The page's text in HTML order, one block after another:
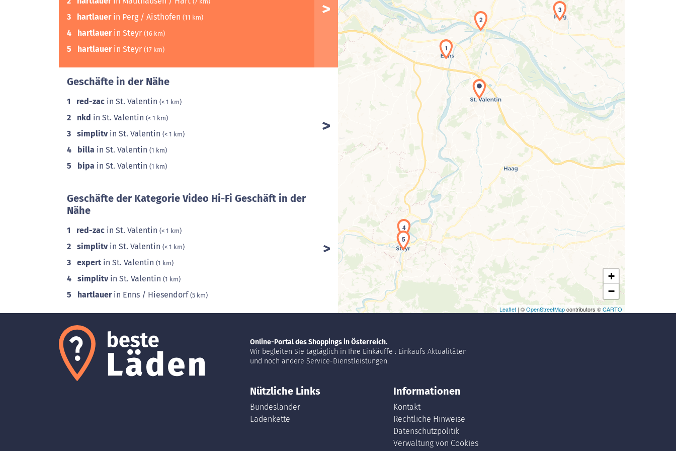
3 hartlauerin Perg / Aisthofen (11 km)
4 hartlauerin Steyr (16 km)
5 hartlauerin Steyr (17 km)
Geschäfte in der Nähe
1 red-zac in St. Valentin (< 1 km)
2 nkd in St. Valentin (< 1 km)
3 simplitvin St. Valentin (< 1 km)
4 billa in St. Valentin (1 km)
5 bipa in St. Valentin (1 km)
Geschäfte der Kategorie Video Hi-Fi Geschäft in der
Nähe
1 red-zac in St. Valentin (< 1 km)
2 simplitvin St. Valentin (< 1 km)
3 expert in St. Valentin (1 km)
4 simplitvin St. Valentin (1 km)
5 hartlauerin Enns / Hiesendorf(5 km)
Laden der Karte...
1
2
3
4
5
+
−
Leaflet | ©OpenStreetMapcontributors ©CARTO
Online-Portal des Shoppings in Österreich.
Wir begleiten Sie tagtäglich in Ihre Einkäuffe : Einkaufs Aktualitäten
und noch andere Service-Dienstleistungen.
Nützliche Links
Bundesländer
Ladenkette
Informationen
Kontakt
Rechtliche Hinweise
Datenschutzpolitik
Verwaltung von Cookies